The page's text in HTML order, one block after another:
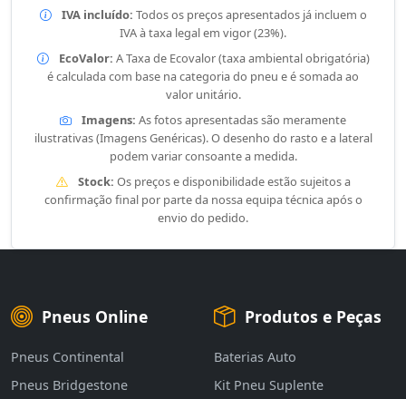
IVA incluído: Todos os preços apresentados já incluem o
IVA à taxa legal em vigor (23%).
EcoValor: A Taxa de Ecovalor (taxa ambiental obrigatória)
é calculada com base na categoria do pneu e é somada ao
valor unitário.
Imagens: As fotos apresentadas são meramente
ilustrativas (Imagens Genéricas). O desenho do rasto e a lateral
podem variar consoante a medida.
Stock: Os preços e disponibilidade estão sujeitos a
confirmação final por parte da nossa equipa técnica após o
envio do pedido.
Pneus Online
Pneus Continental
Pneus Bridgestone
Produtos e Peças
Baterias Auto
Kit Pneu Suplente